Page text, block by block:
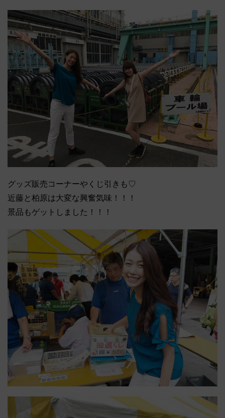
グッズ販売コーナーやくじ引きも♡
近藤と柏原は大変な興奮気味！！！
景品もゲットしました！！！